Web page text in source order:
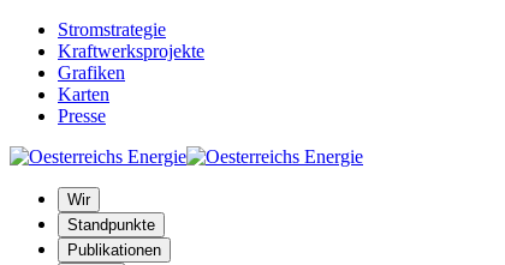
Stromstrategie
Kraftwerksprojekte
Grafiken
Karten
Presse
Wir
Standpunkte
Publikationen